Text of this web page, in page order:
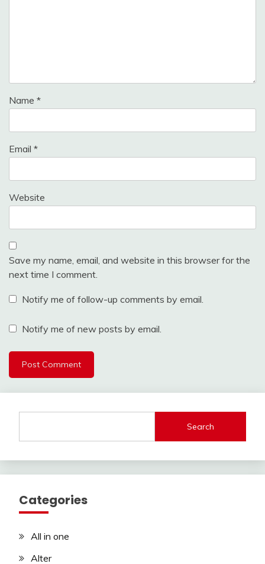
Name *
Email *
Website
Save my name, email, and website in this browser for the
next time I comment.
Notify me of follow-up comments by email.
Notify me of new posts by email.
Search
Categories
All in one
Alter